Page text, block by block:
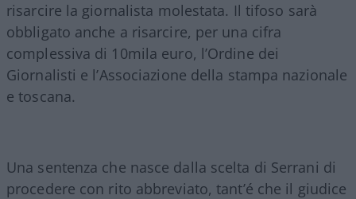
risarcire la giornalista molestata. Il tifoso sarà
obbligato anche a risarcire, per una cifra
complessiva di 10mila euro, l’Ordine dei
Giornalisti e l’Associazione della stampa nazionale
e toscana.
Una sentenza che nasce dalla scelta di Serrani di
procedere con rito abbreviato, tant’é che il giudice